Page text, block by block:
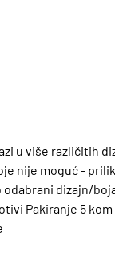
u više različitih
nije moguć -
dizajn/
Pakiranje 5